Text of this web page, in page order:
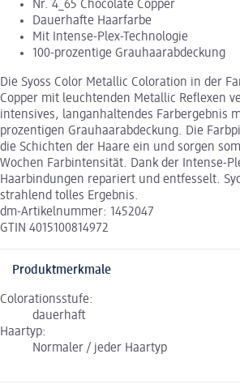
Nr. 4_65 Chocolate Copper
Dauerhafte Haarfarbe
Mit Intense-Plex-Technologie
100-prozentige Grauhaarabdeckung
Die Syoss Color Metallic Coloration in der
Copper mit leuchtenden Metallic Reflexen
intensives, langanhaltendes Farbergebnis
prozentigen Grauhaarabdeckung. Die
die Schichten der Haare ein und sorgen
Wochen Farbintensität. Dank der Intense-
Haarbindungen repariert und entfesselt.
strahlend tolles Ergebnis.
dm-Artikelnummer: 1452047
GTIN 4015100814972
Produktmerkmale
Colorationsstufe:
dauerhaft
Haartyp:
Normaler / jeder Haartyp